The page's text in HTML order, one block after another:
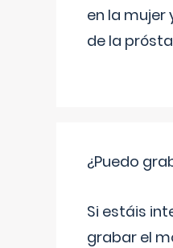
en la mujer
de la
¿Puedo
Si estáis
grabar el